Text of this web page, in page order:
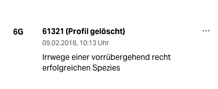
6G 61321 (Profil gelöscht)
09.02.2018, 10:13 Uhr
Irrwege einer vorrübergehend recht
erfolgreichen Spezies